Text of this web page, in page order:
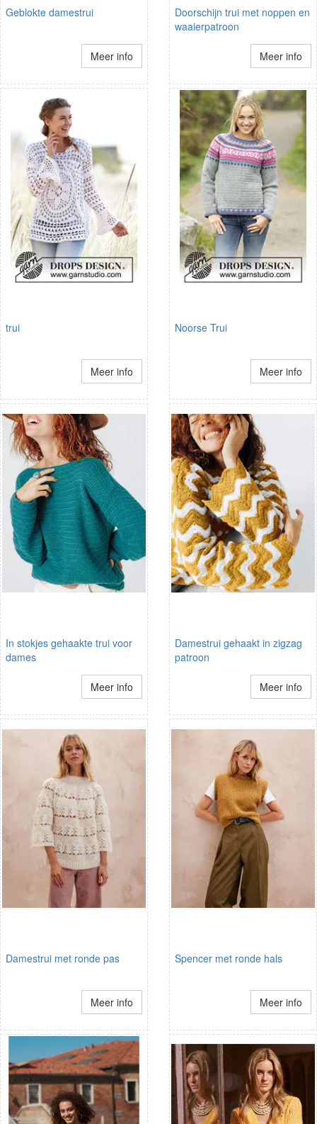
Geblokte damestrui
Meer info
Doorschijn trui met noppen en
waaierpatroon
Meer info
trui
Meer info
Noorse Trui
Meer info
In stokjes gehaakte trui voor
dames
Meer info
Damestrui gehaakt in zigzag
patroon
Meer info
Damestrui met ronde pas
Meer info
Spencer met ronde hals
Meer info